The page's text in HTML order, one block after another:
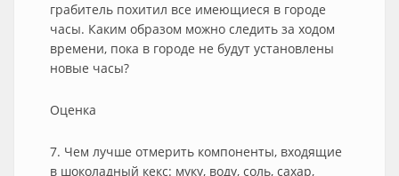
грабитель похитил все имеющиеся в городе
часы. Каким образом можно следить за ходом
времени, пока в городе не будут установлены
новые часы?
Оценка
7. Чем лучше отмерить компоненты, входящие
в шоколадный кекс: муку, воду, соль, сахар,